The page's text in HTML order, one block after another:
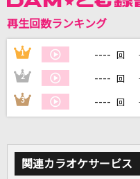
DAMに会
カラオケ
再生回数ランキング
1 ---- 回
2 ---- 回
3 ---- 回
関連カラオケサービス